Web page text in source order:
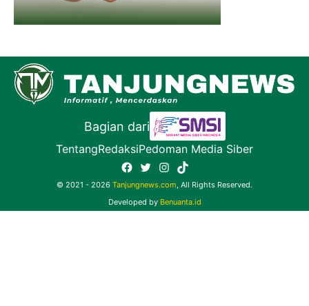
Bagian dari
TentangRedaksiPedoman Media Siber
Facebook
TwitterInstagram
TikTok
© 2021 - 2026 Tanjungnews.com, All Rights Reserved.
Developed by Benuanta.id